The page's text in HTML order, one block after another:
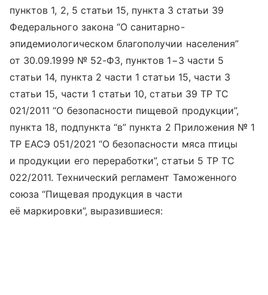
пунктов 1, 2, 5 статьи 15, пункта 3 статьи 39
Федерального закона “О санитарно-
эпидемиологическом благополучии населения”
от 30.09.1999 № 52-ФЗ, пунктов 1−3 части 5
статьи 14, пункта 2 части 1 статьи 15, части 3
статьи 15, части 1 статьи 10, статьи 39 ТР ТС
021/2011 “О безопасности пищевой продукции”,
пункта 18, подпункта “в” пункта 2 Приложения № 1
ТР ЕАСЭ 051/2021 “О безопасности мяса птицы
и продукции его переработки”, статьи 5 ТР ТС
022/2011. Технический регламент Таможенного
союза “Пищевая продукция в части
её маркировки”, выразившиеся: